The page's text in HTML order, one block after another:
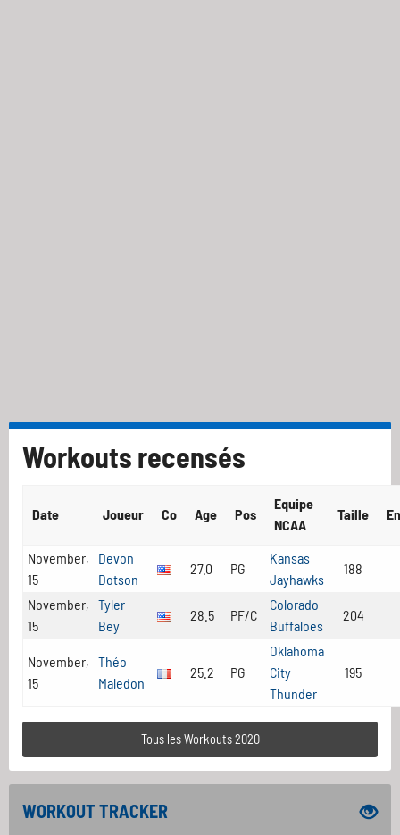
Workouts recensés
Date Joueur Co Age Pos
Equipe
NCAA
Taille
November,
15
Devon
Dotson
27.0 PG
Kansas
Jayhawks
188
November,
15
Tyler
Bey
28.5 PF/C
Colorado
Buffaloes
204
November,
15
Théo
Maledon
25.2 PG
Oklahoma
City
Thunder
195
Tous les Workouts 2020
WORKOUT TRACKER